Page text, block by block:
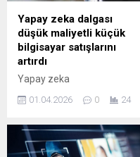
Yapay zeka dalgası
düşük maliyetli küçük
bilgisayar satışlarını
artırdı
Yapay zeka
teknolojilerindeki küresel
ivme, bu sistemleri yerel
düşük maliyetli tek kartlı
bilgisayarlara olan ilgiyi
01.04.2026 0 24